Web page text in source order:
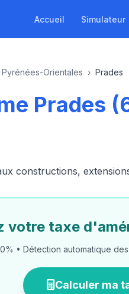
Accueil Simulateur
Pyrénées-Orientales › Prades
Prades
constructions,
votre taxe
• Détection automatique
Calculer ma